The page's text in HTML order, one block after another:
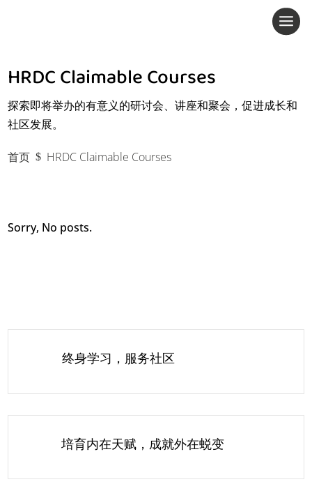
活动日历
往期活动
自我关怀与创意表达
家庭与个人管理
可持续生活技能
沟通与社区动态
培育年轻心灵
简体中文
HRDC Claimable Courses
探索即将举办的有意义的研讨会、讲座和聚会，促进成长和
社区发展。
首页 $ HRDC Claimable Courses
Sorry, No posts.
终身学习，服务社区
培育内在天赋，成就外在蜕变